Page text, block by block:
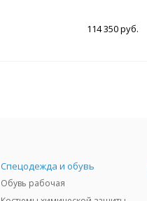
114 350 руб.
Спецодежда и обувь
Обувь рабочая